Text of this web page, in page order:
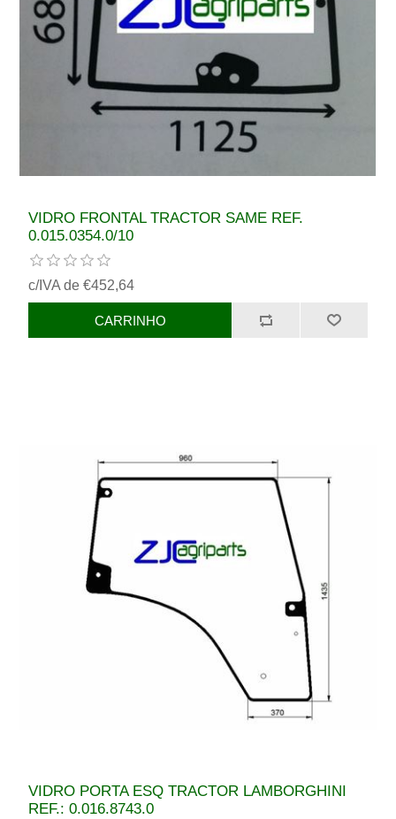
VIDRO FRONTAL TRACTOR SAME REF.
0.015.0354.0/10
c/IVA de €452,64
VIDRO PORTA ESQ TRACTOR LAMBORGHINI
REF.: 0.016.8743.0